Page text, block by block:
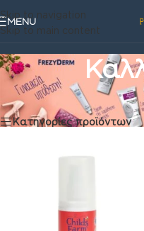
Skip to navigation
Skip to main content
MENU
Καλλυντικά
Κατηγορίες προϊόντων